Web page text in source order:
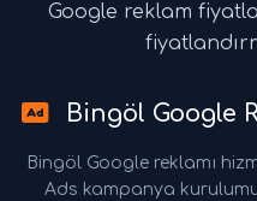
Google reklam
Bingöl Google
Bingöl Google reklamı
Ads kampanya